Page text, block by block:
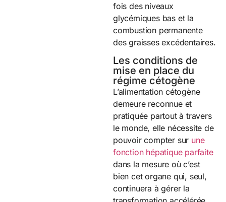
fois des niveaux
glycémiques bas et la
combustion permanente
des graisses excédentaires.
Les conditions de
mise en place du
régime cétogène
L’alimentation cétogène
demeure reconnue et
pratiquée partout à travers
le monde, elle nécessite de
pouvoir compter sur une
fonction hépatique parfaite
dans la mesure où c’est
bien cet organe qui, seul,
continuera à gérer la